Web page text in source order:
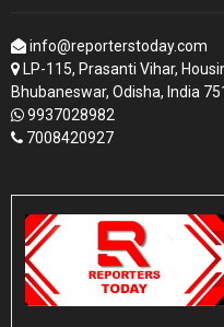
info@reporterstoday.com
LP-115, Prasanti Vihar,
Bhubaneswar, Odisha, India
9937028982
7008420927